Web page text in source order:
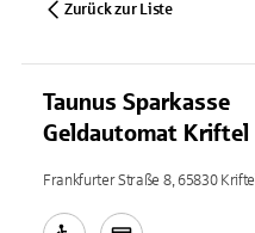
Zurück zur Liste
Taunus Sparkasse
Geldautomat Kriftel
Frankfurter Straße 8, 65830 Kriftel